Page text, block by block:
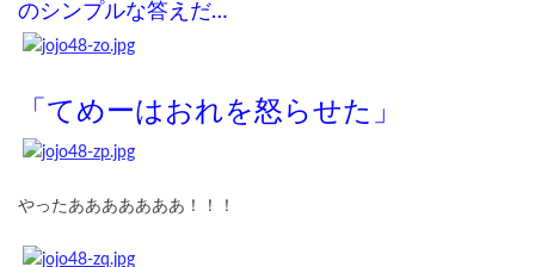
のシンプルな答えだ…
「てめーはおれを怒らせた」
やったあああああああ！！！